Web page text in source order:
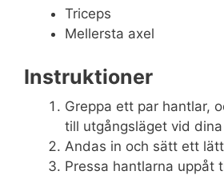
Triceps
Mellersta axel
Instruktioner
Greppa ett par hantlar,
till utgångsläget vid dina
Andas in och sätt ett
Pressa hantlarna uppåt